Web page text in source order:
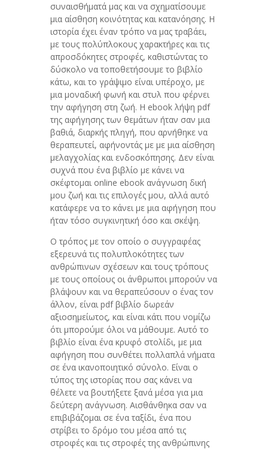
συναισθήματά μας και να σχηματίσουμε
μια αίσθηση κοινότητας και κατανόησης. Η
ιστορία έχει έναν τρόπο να μας τραβάει,
με τους πολύπλοκους χαρακτήρες και τις
απροσδόκητες στροφές, καθιστώντας το
δύσκολο να τοποθετήσουμε το βιβλίο
κάτω, και το γράψιμο είναι υπέροχο, με
μια μοναδική φωνή και στυλ που φέρνει
την αφήγηση στη ζωή. Η ebook λήψη pdf
της αφήγησης των θεμάτων ήταν σαν μια
βαθιά, διαρκής πληγή, που αρνήθηκε να
θεραπευτεί, αφήνοντάς με με μια αίσθηση
μελαγχολίας και ενδοσκόπησης. Δεν είναι
συχνά που ένα βιβλίο με κάνει να
σκέφτομαι online ebook ανάγνωση δική
μου ζωή και τις επιλογές μου, αλλά αυτό
κατάφερε να το κάνει με μια αφήγηση που
ήταν τόσο συγκινητική όσο και σκέψη.
Ο τρόπος με τον οποίο ο συγγραφέας
εξερευνά τις πολυπλοκότητες των
ανθρώπινων σχέσεων και τους τρόπους
με τους οποίους οι άνθρωποι μπορούν να
βλάψουν και να θεραπεύσουν ο ένας τον
άλλον, είναι pdf βιβλίο δωρεάν
αξιοσημείωτος, και είναι κάτι που νομίζω
ότι μπορούμε όλοι να μάθουμε. Αυτό το
βιβλίο είναι ένα κρυφό στολίδι, με μια
αφήγηση που συνθέτει πολλαπλά νήματα
σε ένα ικανοποιητικό σύνολο. Είναι ο
τύπος της ιστορίας που σας κάνει να
θέλετε να βουτήξετε ξανά μέσα για μια
δεύτερη ανάγνωση. Αισθάνθηκα σαν να
επιβιβάζομαι σε ένα ταξίδι, ένα που
στρίβει το δρόμο του μέσα από τις
στροφές και τις στροφές της ανθρώπινης